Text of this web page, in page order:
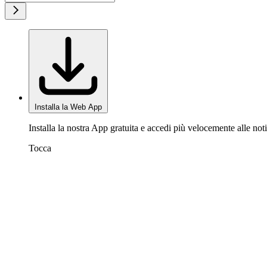
Installa la Web App
Installa la nostra App gratuita e accedi più velocemente alle
Tocca